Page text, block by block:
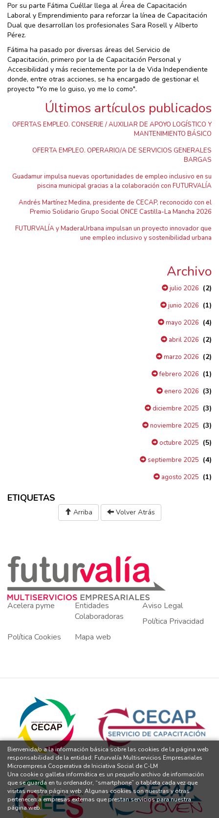
Por su parte Fátima Cuéllar llega al Área de Capacitación
Laboral y Emprendimiento para reforzar la línea de Capacitación
Dual que desarrollan los profesionales Sara Rosell y Alberto
Pérez.
Fátima ha pasado por diversas áreas del Servicio de
Capacitación, primero por la de Capacitación Personal y
Accesibilidad y más recientemente por la de Vida Independiente
donde, entre otras acciones, se ha encargado de gestionar el
proyecto "Yo me lo guiso, yo me lo como".
Últimos artículos publicados
OFERTAS EMPLEO. CONSERJE / AUXILIAR DE APOYO LOGÍSTICO Y
MANTENIMIENTO BÁSICO
OFERTA EMPLEO. OPERARIO/A DE SERVICIOS GENERALES
BARGAS
Guadamur impulsa nuevas oportunidades de empleo inclusivo en su
piscina municipal gracias a la colaboración con FUTURVALÍA
Andrés Martínez Medina, presidente de CECAP, reconocido con el
Premio Solidario Grupo Social ONCE Castilla-La Mancha 2026
FUTURVALÍA y MaderaUrbana impulsan un proyecto innovador que
une empleo inclusivo y sostenibilidad urbana
Archivo
julio 2026 (2)
junio 2026 (1)
mayo 2026 (4)
abril 2026 (2)
marzo 2026 (2)
febrero 2026 (1)
enero 2026 (3)
diciembre 2025 (3)
noviembre 2025 (3)
octubre 2025 (5)
septiembre 2025 (4)
agosto 2025 (1)
ETIQUETAS
Arriba Volver Atrás
Acelera pyme
Entidades
Colaboradoras
Aviso Legal
Política Privacidad
Política Cookies
Mapa web
Bienvenida/o a la información básica sobre las cookies de la página web
responsabilidad de la entidad: Futurvalía Multiservicios Empresariales
Microempresa Cooperativa de Iniciativa Social de C-LM
Una cookie o galleta informática es un pequeño archivo de información
que se guarda en tu ordenador, “smartphone” o tableta cada vez que
visitas nuestra página web. Algunas cookies son nuestras y otras
pertenecen a empresas externas que prestan servicios para nuestra
página web.